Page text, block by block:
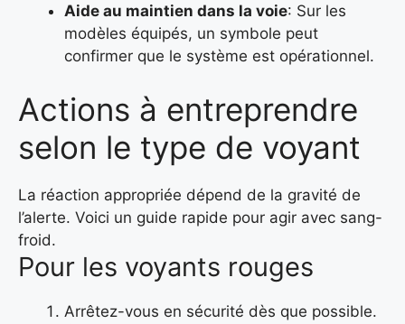
Aide au maintien dans la voie: Sur les
modèles équipés, un symbole peut
confirmer que le système est opérationnel.
Actions à entreprendre
selon le type de voyant
La réaction appropriée dépend de la gravité de
l’alerte. Voici un guide rapide pour agir avec sang-
froid.
Pour les voyants rouges
Arrêtez-vous en sécurité dès que possible.